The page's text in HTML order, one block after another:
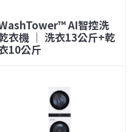
AI智控洗
衣機 ｜ 洗衣13公斤+乾
10公斤